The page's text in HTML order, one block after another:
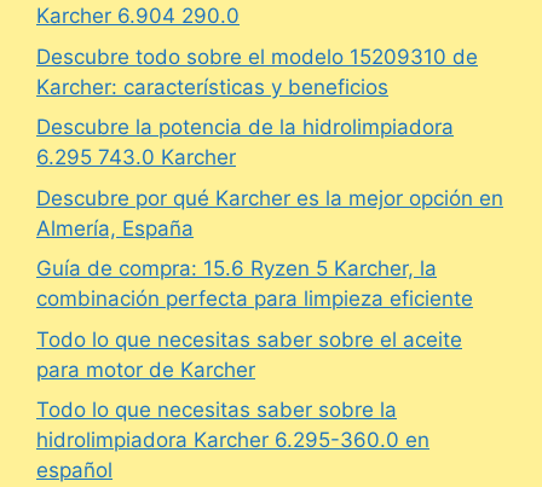
Karcher 6.904 290.0
Descubre todo sobre el modelo 15209310 de
Karcher: características y beneficios
Descubre la potencia de la hidrolimpiadora
6.295 743.0 Karcher
Descubre por qué Karcher es la mejor opción en
Almería, España
Guía de compra: 15.6 Ryzen 5 Karcher, la
combinación perfecta para limpieza eficiente
Todo lo que necesitas saber sobre el aceite
para motor de Karcher
Todo lo que necesitas saber sobre la
hidrolimpiadora Karcher 6.295-360.0 en
español